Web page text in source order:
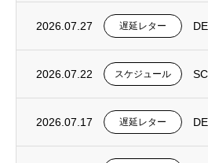
2026.07.27 遅延レター
2026.07.22 スケジュール
2026.07.17 遅延レター